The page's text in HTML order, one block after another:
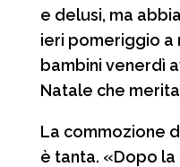
e delusi, ma
ieri pomeriggio a
bambini venerdì
Natale che
La commozione
è tanta. «Dopo la